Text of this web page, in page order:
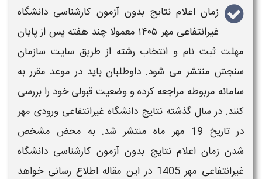
زمان اعلام نتایج بدون آزمون کارشناسی دانشگاه
غیرانتفاعی مهر ۱۴۰۵
معمولا چند هفته پس از پایان
مهلت ثبت‌ نام و انتخاب رشته از طریق سایت سازمان
سنجش منتشر می‌ شود. داوطلبان باید در موعد مقرر به
سامانه مربوطه مراجعه کرده و وضعیت قبولی خود را بررسی
کنند. در سال گذشته نتایج دانشگاه غیرانتفاعی ورودی مهر
در تاریخ 19 مهر ماه منتشر شد. به محض مشخص
شدن زمان اعلام نتایج بدون آزمون کارشناسی دانشگاه
غیرانتفاعی مهر 1405
در این مقاله اطلاع رسانی خواهد